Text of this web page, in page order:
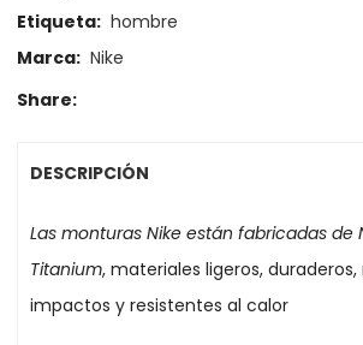
Etiqueta: hombre
Marca: Nike
Share:
DESCRIPCIÓN
Las monturas Nike están fabricadas de
Titanium, materiales ligeros,
impactos y resistentes al calor